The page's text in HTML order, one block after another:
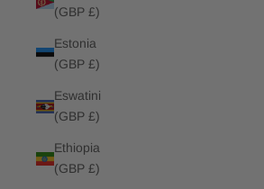
(GBP £)
Estonia
(GBP £)
Eswatini
(GBP £)
Ethiopia
(GBP £)